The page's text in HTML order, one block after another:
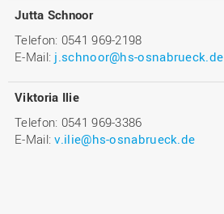
Jutta Schnoor
Telefon: 0541 969-2198
E-Mail: j.schnoor@hs-osnabrueck.de
Viktoria Ilie
Telefon: 0541 969-3386
E-Mail:v.ilie@hs-osnabrueck.de